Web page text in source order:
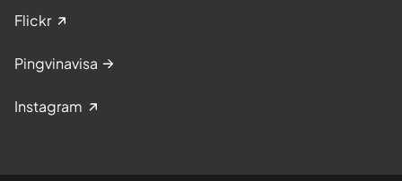
Flickr
Pingvinavisa
Instagram